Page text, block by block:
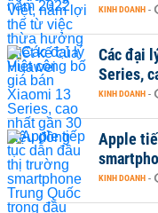
KINH DOANH -
Các đại
Series,
KINH DOANH -
Apple
KINH DOANH -